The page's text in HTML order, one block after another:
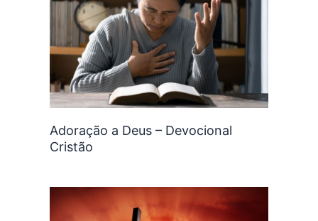
Adoração a Deus – Devocional
Cristão